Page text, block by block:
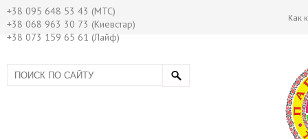
+38 095 648 53 43 (МТС)
+38 068 963 30 73 (Киевстар)
+38 073 159 65 61 (Лайф)
Как